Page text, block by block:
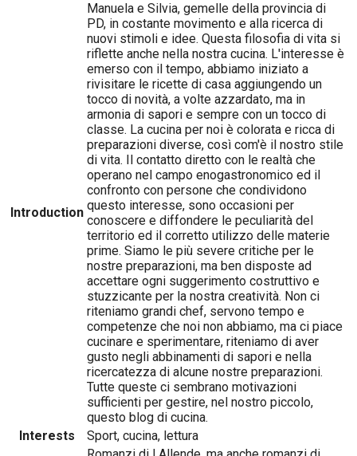
Introduction
Manuela e Silvia, gemelle della provincia di
PD, in costante movimento e alla ricerca di
nuovi stimoli e idee. Questa filosofia di vita si
riflette anche nella nostra cucina. L'interesse è
emerso con il tempo, abbiamo iniziato a
rivisitare le ricette di casa aggiungendo un
tocco di novità, a volte azzardato, ma in
armonia di sapori e sempre con un tocco di
classe. La cucina per noi è colorata e ricca di
preparazioni diverse, così com'è il nostro stile
di vita. Il contatto diretto con le realtà che
operano nel campo enogastronomico ed il
confronto con persone che condividono
questo interesse, sono occasioni per
conoscere e diffondere le peculiarità del
territorio ed il corretto utilizzo delle materie
prime. Siamo le più severe critiche per le
nostre preparazioni, ma ben disposte ad
accettare ogni suggerimento costruttivo e
stuzzicante per la nostra creatività. Non ci
riteniamo grandi chef, servono tempo e
competenze che noi non abbiamo, ma ci piace
cucinare e sperimentare, riteniamo di aver
gusto negli abbinamenti di sapori e nella
ricercatezza di alcune nostre preparazioni.
Tutte queste ci sembrano motivazioni
sufficienti per gestire, nel nostro piccolo,
questo blog di cucina.
Interests
Sport, cucina, lettura